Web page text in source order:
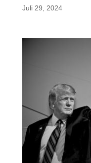
Juli 29, 2024